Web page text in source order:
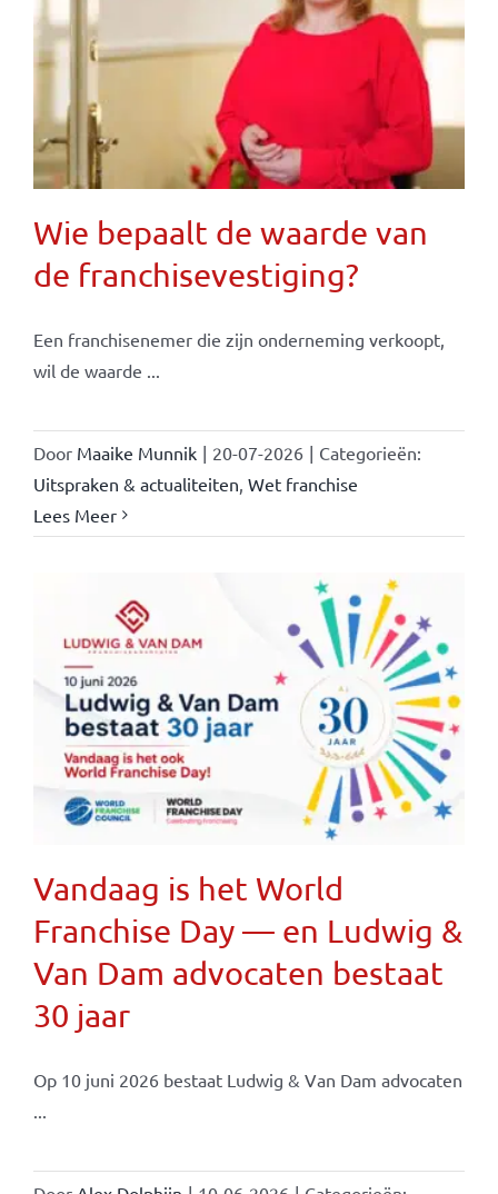
Wie bepaalt de waarde van
de franchisevestiging?
Een franchisenemer die zijn onderneming verkoopt,
wil de waarde ...
Door Maaike Munnik | 20-07-2026 | Categorieën:
Uitspraken & actualiteiten Wet franchise
Lees Meer
Vandaag is het World
Franchise Day — en Ludwig &
Van Dam advocaten bestaat
30 jaar
Op 10 juni 2026 bestaat Ludwig & Van Dam advocaten